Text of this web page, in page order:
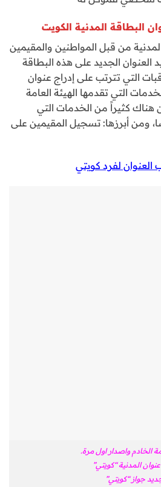
البطاقة المدنية الكويت
من قبل المواطنين والمقيمين
العنوان الجديد على هذه البطاقة
التي تترتب على إدراج عنوان
التي تقدمها الهيئة العامة
هناك كثيراً من الخدمات التي
ومن أبرزها: تسجيل المقيمين على
لفرد كويتي
الخادم واصدار اول مرة.
المدنية “كويتي”
جواز “كويتي”